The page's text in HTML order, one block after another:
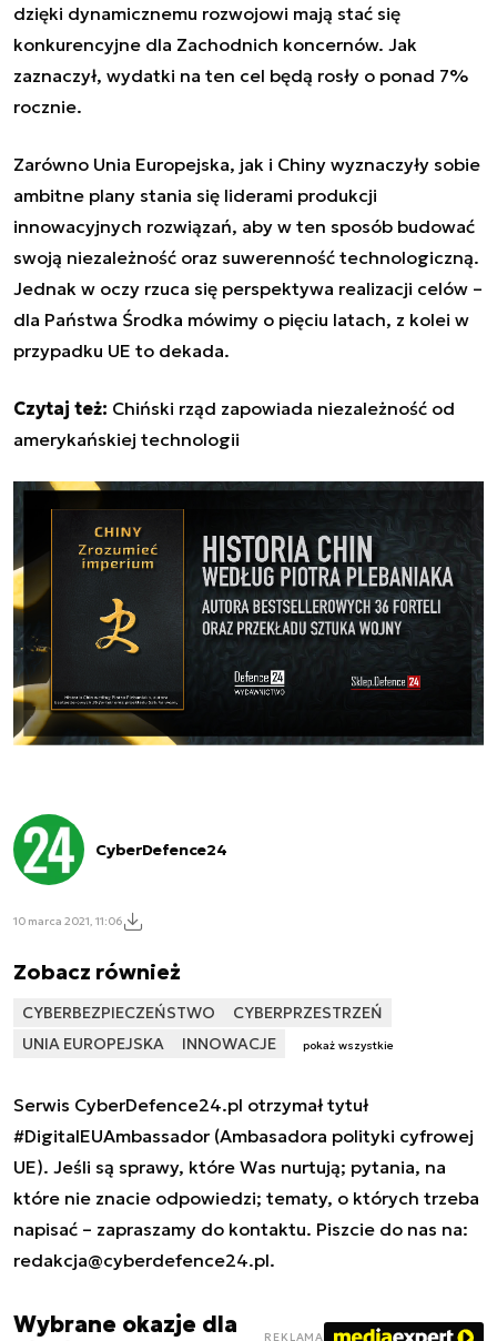
dzięki dynamicznemu rozwojowi mają stać się
konkurencyjne dla Zachodnich koncernów. Jak
zaznaczył, wydatki na ten cel będą rosły o ponad 7%
rocznie.
Zarówno Unia Europejska, jak i Chiny wyznaczyły sobie
ambitne plany stania się liderami produkcji
innowacyjnych rozwiązań, aby w ten sposób budować
swoją niezależność oraz suwerenność technologiczną.
Jednak w oczy rzuca się perspektywa realizacji celów –
dla Państwa Środka mówimy o pięciu latach, z kolei w
przypadku UE to dekada.
Czytaj też: Chiński rząd zapowiada niezależność od
amerykańskiej technologii
CyberDefence24
10 marca 2021, 11:06
Zobacz również
CYBERBEZPIECZEŃSTWO
CYBERPRZESTRZEŃ
UNIA EUROPEJSKA
INNOWACJE pokaż wszystkie
Serwis CyberDefence24.pl otrzymał tytuł
#DigitalEUAmbassador (Ambasadora polityki cyfrowej
UE). Jeśli są sprawy, które Was nurtują; pytania, na
które nie znacie odpowiedzi; tematy, o których trzeba
napisać – zapraszamy do kontaktu. Piszcie do nas na:
redakcja@cyberdefence24.pl.
Wybrane okazje dla
REKLAMA